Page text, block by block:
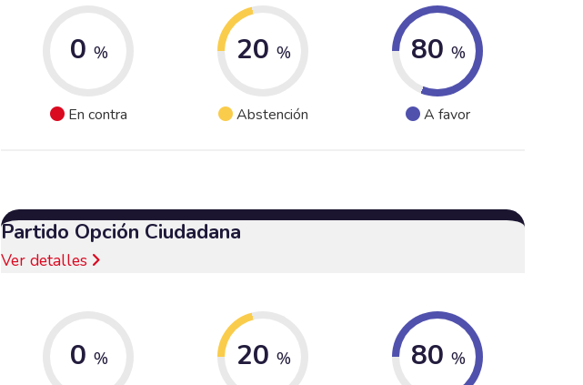
0 %
En contra
20 %
Abstención
80 %
A favor
Partido Opción Ciudadana
Ver detalles
0 % 20 % 80 %